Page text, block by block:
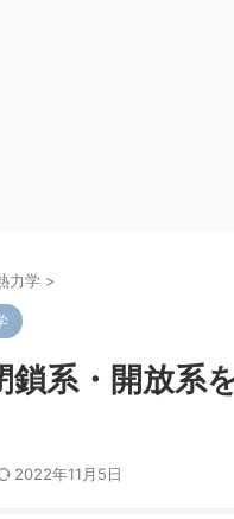
力学 >
鎖系・開放系
2022年11月5日